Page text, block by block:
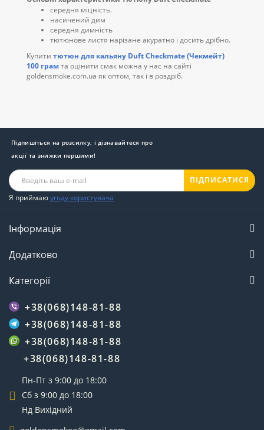
середня міцність.
насичений дим
середня димність
тютюнове листя нарізане акуратно і досить дрібно.
Купити тютюн для кальяну Duft Checkmate (Чекмейт)
100 грамта оцінити смак можна у нас на сайті
goldensmoke.com.ua як оптом, так і в роздріб.
Підпишіться на розсилку, і дізнавайтеся про
акції та знижки першими!
ПІДПИСАТИСЯ
Я приймаюугоду користувача
Інформація
Додатково
Категорії
+38(068)148-81-88
+38(068)148-81-88
+38(068)148-81-88
+38(068)148-81-88
Пн-Пт з 9:00 до 18:00
Сб з 9:00 до 18:00
Нд Вихідний